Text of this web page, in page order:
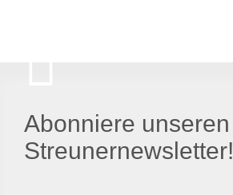
Abonniere unseren
Streunernewsletter!